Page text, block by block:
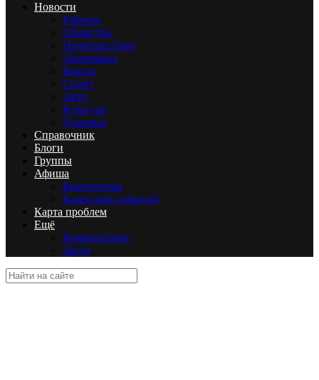
Новости
Районы
Общество
Происшествия
Экономика
Власть
Спорт
Авто
Культура
Здоровье
Справочник
Блоги
Группы
Афиша
Кинотеатры
Календарь событий
Карта проблем
Ещё
Комментарии
Люди